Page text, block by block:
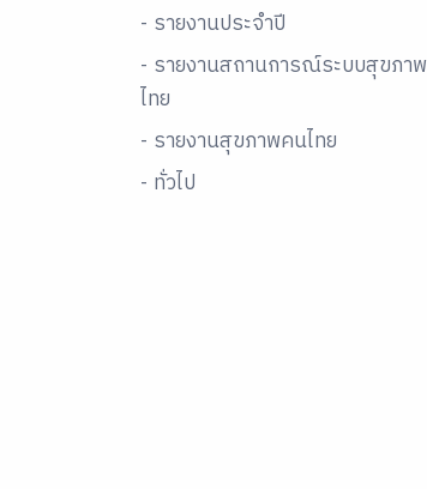
- รายงานประจำปี
- รายงานสถานการณ์ระบบสุขภาพ
ไทย
- รายงานสุขภาพคนไทย
- ทั่วไป